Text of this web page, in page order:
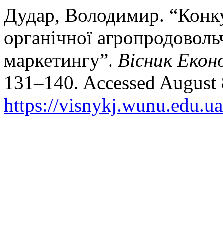
Дудар, Володимир.
органічної
маркетингу”. Вісник
131–140. Accessed
https://